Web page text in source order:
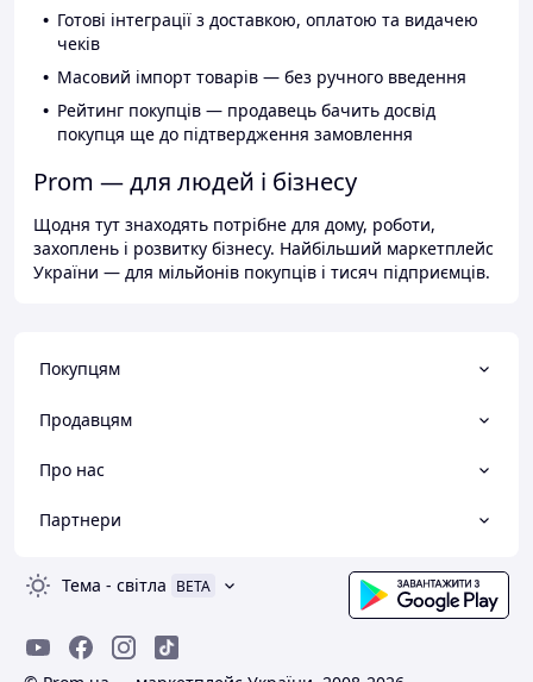
Готові інтеграції з доставкою, оплатою та видачею
чеків
Масовий імпорт товарів — без ручного введення
Рейтинг покупців — продавець бачить досвід
покупця ще до підтвердження замовлення
Prom — для людей і бізнесу
Щодня тут знаходять потрібне для дому, роботи,
захоплень і розвитку бізнесу. Найбільший маркетплейс
України — для мільйонів покупців і тисяч підприємців.
Покупцям
Продавцям
Про нас
Партнери
Тема - світла BETA